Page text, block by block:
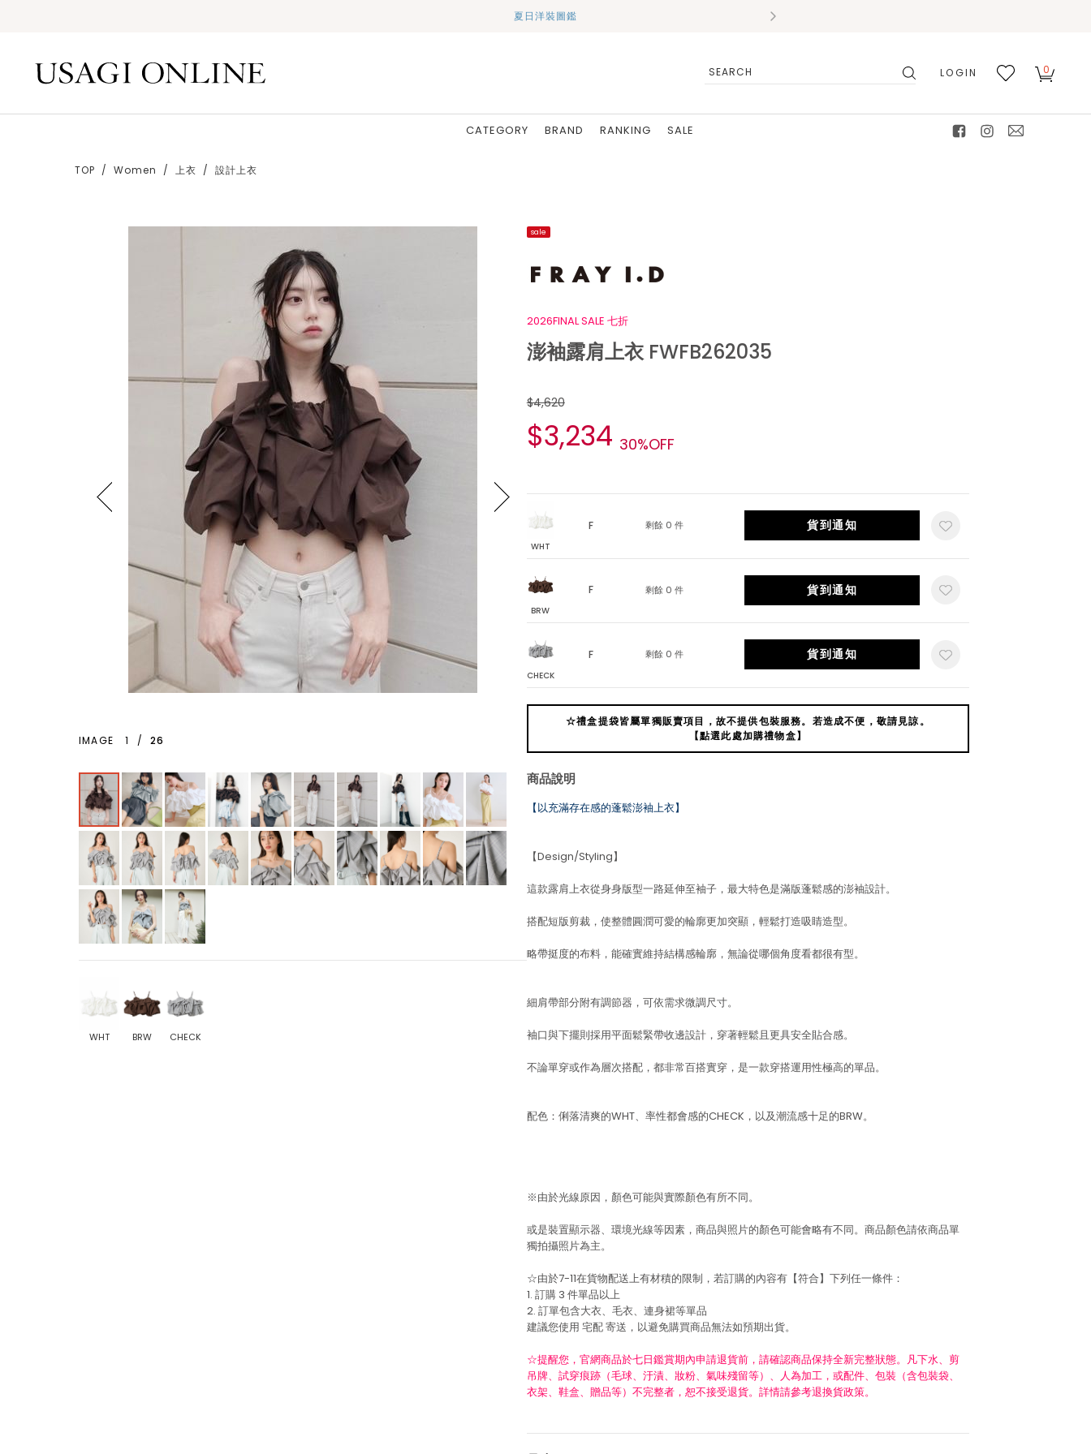
夏日洋裝圖鑑
LOGIN 0
CATEGORY BRAND RANKING
SALE
TOP Women 上衣 設計上衣
IMAGE 1 / 26
WHT BRW CHECK
sale
2026FINAL SALE 七折
澎袖露肩上衣 FWFB262035
$4,620
$3,234 30%OFF
WHT
F 剩餘 0 件 貨到通知
BRW
F 剩餘 0 件 貨到通知
CHECK
F 剩餘 0 件 貨到通知
☆禮盒提袋皆屬單獨販賣項目，故不提供包裝服務。若造成不便，敬請見諒。
【點選此處加購禮物盒】
商品說明
【以充滿存在感的蓬鬆澎袖上衣】
【Design/Styling】
這款露肩上衣從身身版型一路延伸至袖子，最大特色是滿版蓬鬆感的澎袖設計。
搭配短版剪裁，使整體圓潤可愛的輪廓更加突顯，輕鬆打造吸睛造型。
略帶挺度的布料，能確實維持結構感輪廓，無論從哪個角度看都很有型。
細肩帶部分附有調節器，可依需求微調尺寸。
袖口與下擺則採用平面鬆緊帶收邊設計，穿著輕鬆且更具安全貼合感。
不論單穿或作為層次搭配，都非常百搭實穿，是一款穿搭運用性極高的單品。
配色：俐落清爽的WHT、率性都會感的CHECK，以及潮流感十足的BRW。
※由於光線原因，顏色可能與實際顏色有所不同。
或是裝置顯示器、環境光線等因素，商品與照片的顏色可能會略有不同。商品顏色請依商品單
獨拍攝照片為主。
☆由於7-11在貨物配送上有材積的限制，若訂購的內容有【符合】下列任一條件：
1. 訂購 3 件單品以上
2. 訂單包含大衣、毛衣、連身裙等單品
建議您使用 宅配寄送，以避免購買商品無法如預期出貨。
☆提醒您，官網商品於七日鑑賞期內申請退貨前，請確認商品保持全新完整狀態。凡下水、剪
吊牌、試穿痕跡（毛球、汙漬、妝粉、氣味殘留等）、人為加工，或配件、包裝（含包裝袋、
衣架、鞋盒、贈品等）不完整者，恕不接受退貨。詳情請參考退換貨政策。